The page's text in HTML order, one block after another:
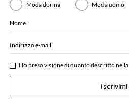
Moda donna Moda uomo
Nome
Indirizzo e-mail
Ho preso visione di quanto descritto nella
Iscrivimi